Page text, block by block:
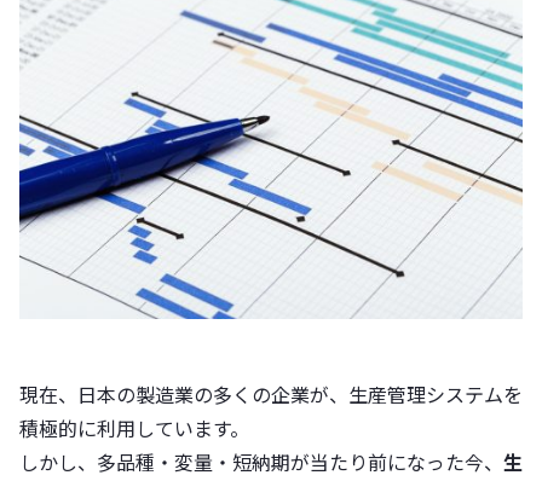
現在、日本の製造業の多くの企業が、生産管理システムを
積極的に利用しています。
しかし、多品種・変量・短納期が当たり前になった今、 生